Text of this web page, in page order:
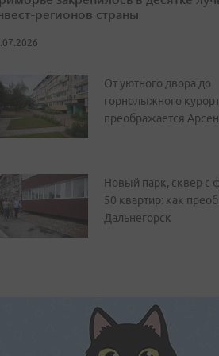
регионов страны
От уютного двора до
горнолыжного
преображается
Новый парк, сквер с
50 квартир: как
Дальнегорск